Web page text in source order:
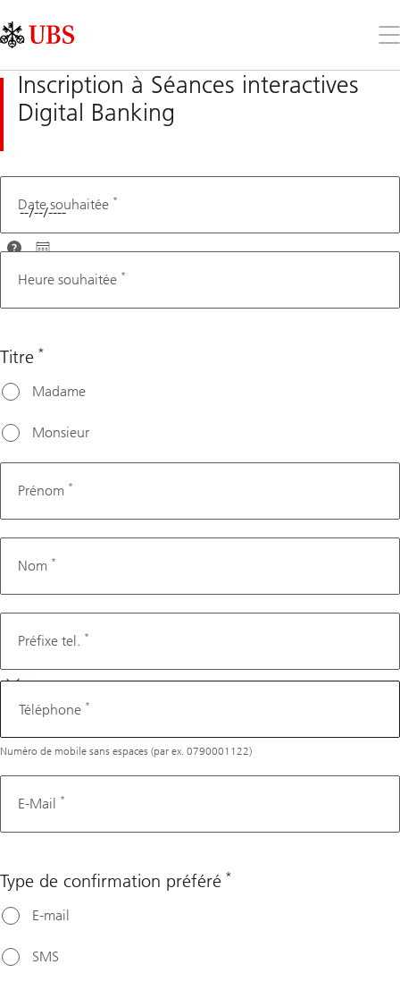
Links
Area
le
Inscription à Séances interactives
Digital Banking
Mother tongue
Date souhaitée *
Afin que
vous
au mieux,
veuillez
une date
prochains
jours
Heure souhaitée *
Titre *
Madame
Monsieur
Prénom *
Nom *
Téléphone
Préfixe tel. *
Téléphone *
Numéro de mobile sans espaces (par ex. 0790001122)
E-Mail *
Type de confirmation préféré *
E-mail
SMS